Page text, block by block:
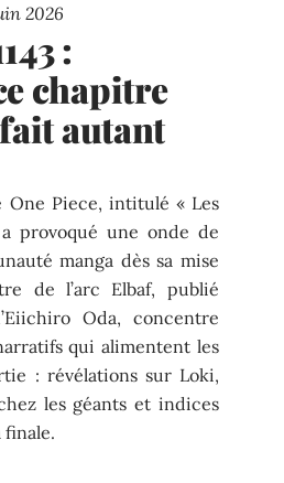
2026
:
chapitre
autant
One Piece, intitulé « Les
provoqué une onde de
manga dès sa mise
de l’arc Elbaf, publié
Oda, concentre
qui alimentent les
: révélations sur Loki,
les géants et indices
finale.